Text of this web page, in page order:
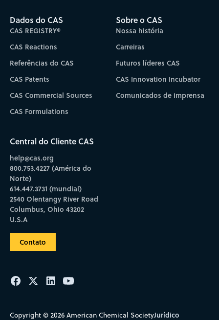
Dados do CAS
CAS REGISTRY®
CAS Reactions
Referências do CAS
CAS Patents
CAS Commercial Sources
CAS Formulations
Sobre o CAS
Nossa história
Carreiras
Futuros líderes CAS
CAS Innovation Incubator
Comunicados de imprensa
Central do Cliente CAS
help@cas.org
800.753.4227 (América do
Norte)
614.447.3731 (mundial)
2540 Olentangy River Road
Columbus, Ohio 43202
U.S.A
Contato
Copyright © 2026 American Chemical SocietyJurídico